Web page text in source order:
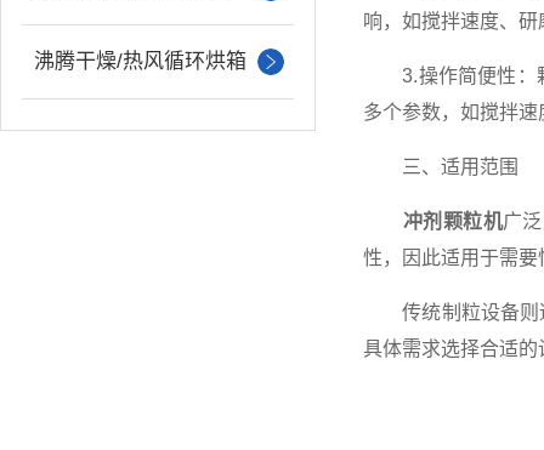
沸腾干燥/热风循环烘箱
响，如搅拌速度、
3.操作简便性：颗
多个参数，如搅拌
三、适用范围
冲剂颗粒机广
性，因此适用于需
传统制粒设备则适
具体需求选择合适的